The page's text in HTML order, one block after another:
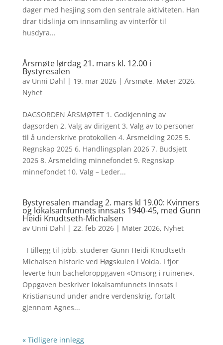
dager med hesjing som den sentrale aktiviteten. Han
drar tidslinja om innsamling av vinterfôr til
husdyra...
Årsmøte lørdag 21. mars kl. 12.00 i
Bystyresalen
av Unni Dahl | 19. mar 2026| Årsmøte, Møter 2026,
Nyhet
DAGSORDEN ÅRSMØTET 1. Godkjenning av
dagsorden 2. Valg av dirigent 3. Valg av to personer
til å underskrive protokollen 4. Årsmelding 2025 5.
Regnskap 2025 6. Handlingsplan 2026 7. Budsjett
2026 8. Årsmelding minnefondet 9. Regnskap
minnefondet 10. Valg – Leder...
Bystyresalen mandag 2. mars kl 19.00: Kvinners
og lokalsamfunnets innsats 1940-45, med Gunn
Heidi Knudtseth-Michalsen
av Unni Dahl | 22. feb 2026| Møter 2026, Nyhet
I tillegg til jobb, studerer Gunn Heidi Knudtseth-
Michalsen historie ved Høgskulen i Volda. I fjor
leverte hun bacheloroppgaven «Omsorg i ruinene».
Oppgaven beskriver lokalsamfunnets innsats i
Kristiansund under andre verdenskrig, fortalt
gjennom Agnes...
« Tidligere innlegg